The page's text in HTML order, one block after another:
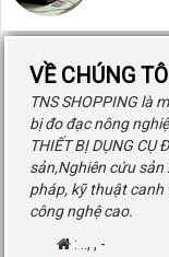
VỀ CHÚNG
TNS SHOPPING là
bị đo đạc nông
THIẾT BỊ DỤNG CỤ
sản,Nghiên cứu
pháp, kỹ thuật canh
công nghệ cao.
:
, , -